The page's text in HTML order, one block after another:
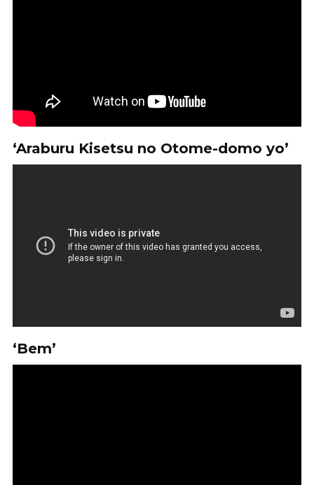
‘Araburu Kisetsu no Otome-domo yo’
‘Bem’